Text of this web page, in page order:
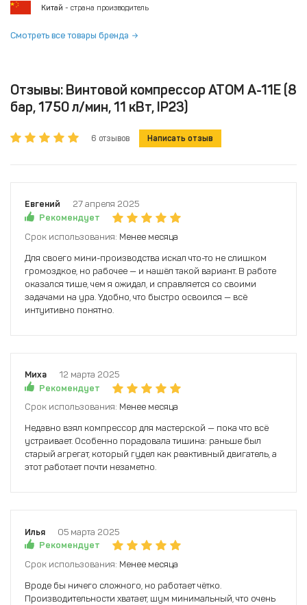
Китай - страна производитель
Смотреть все товары бренда
Отзывы: Винтовой компрессор ATOM А-11Е (8
бар, 1750 л/мин, 11 кВт, IP23)
6 отзывов Написать отзыв
Евгений
27 апреля 2025
Рекомендует
Срок использования: Менее месяца
Для своего мини-производства искал что-то не слишком
громоздкое, но рабочее — и нашёл такой вариант. В работе
оказался тише, чем я ожидал, и справляется со своими
задачами на ура. Удобно, что быстро освоился — всё
интуитивно понятно.
Миха
12 марта 2025
Рекомендует
Срок использования: Менее месяца
Недавно взял компрессор для мастерской — пока что всё
устраивает. Особенно порадовала тишина: раньше был
старый агрегат, который гудел как реактивный двигатель, а
этот работает почти незаметно.
Илья
05 марта 2025
Рекомендует
Срок использования: Менее месяца
Вроде бы ничего сложного, но работает чётко.
Производительности хватает, шум минимальный, что очень